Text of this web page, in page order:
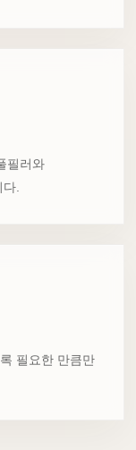
필러와
.
필요한 만큼만